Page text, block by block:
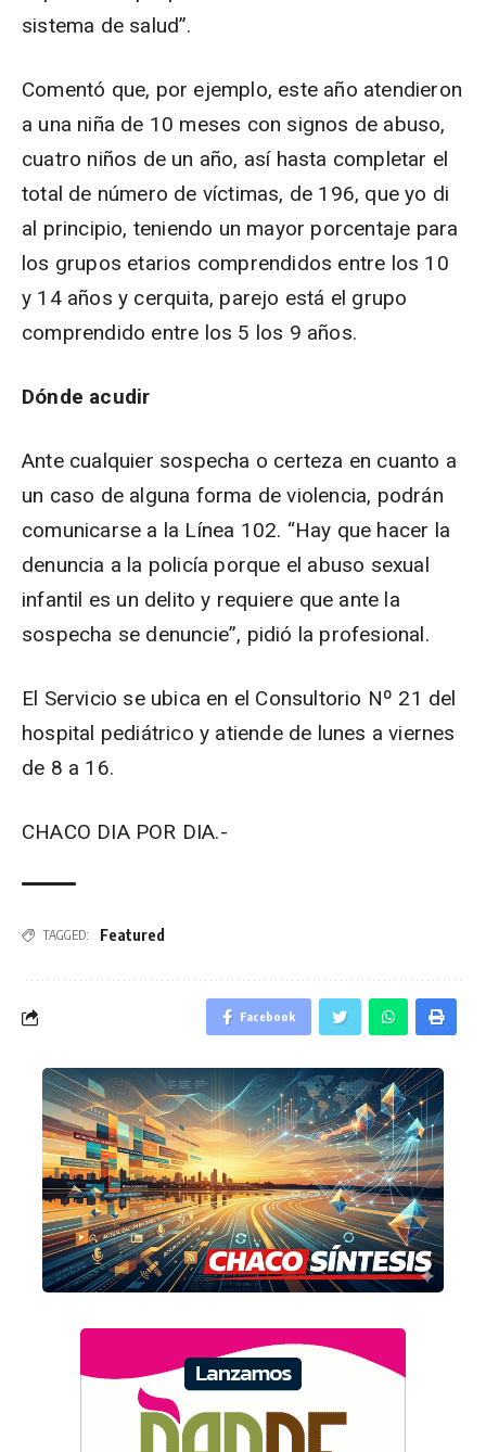
sistema de salud”.
Comentó que, por ejemplo, este año atendieron
a una niña de 10 meses con signos de abuso,
cuatro niños de un año, así hasta completar el
total de número de víctimas, de 196, que yo di
al principio, teniendo un mayor porcentaje para
los grupos etarios comprendidos entre los 10
y 14 años y cerquita, parejo está el grupo
comprendido entre los 5 los 9 años.
Dónde acudir
Ante cualquier sospecha o certeza en cuanto a
un caso de alguna forma de violencia, podrán
comunicarse a la Línea 102. “Hay que hacer la
denuncia a la policía porque el abuso sexual
infantil es un delito y requiere que ante la
sospecha se denuncie”, pidió la profesional.
El Servicio se ubica en el Consultorio Nº 21 del
hospital pediátrico y atiende de lunes a viernes
de 8 a 16.
CHACO DIA POR DIA.-
TAGGED: Featured
Facebook